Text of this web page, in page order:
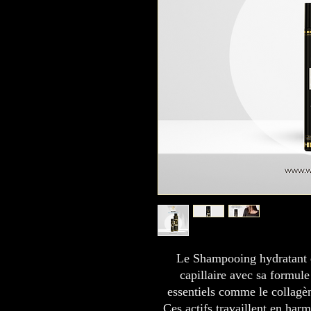
Le Shampooing
capillaire avec sa
essentiels comme le
Ces actifs travaillent en